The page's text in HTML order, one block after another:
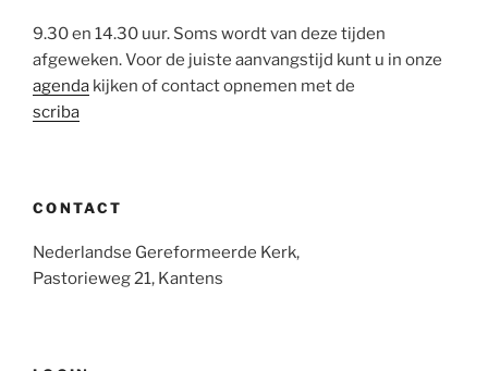
9.30 en 14.30 uur. Soms wordt van deze tijden
afgeweken. Voor de juiste aanvangstijd kunt u in onze
agenda kijken of contact opnemen met de
scriba
CONTACT
Nederlandse Gereformeerde Kerk,
Pastorieweg 21, Kantens